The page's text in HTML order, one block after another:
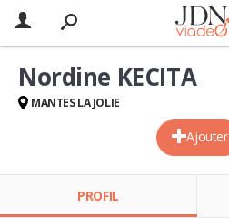
Ajouter
Nordine KECITA
MANTES LA JOLIE
PROFIL